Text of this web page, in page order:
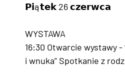
𝗣𝗶ą𝘁𝗲𝗸 26 𝗰𝘇𝗲𝗿𝘄𝗰𝗮
WYSTAWA
16:30 Otwarcie wystawy
i wnuka” Spotkanie z